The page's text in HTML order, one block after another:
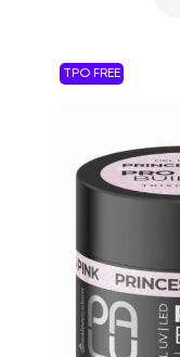
TPO FREE